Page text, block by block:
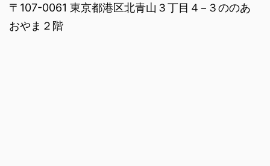
〒107-0061 東京都港区北青山３丁目４−３ののあ
おやま２階